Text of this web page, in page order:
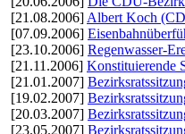
[21.08.2006] Albert Koch
[07.09.2006]
[23.10.2006] Regenwasser-
[21.11.2006] Konstituierende
[21.01.2007]
[19.02.2007]
[20.03.2007]
[23.05.2007]